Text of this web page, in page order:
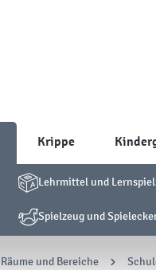
Krippe
Lehrmittel und
Spielzeug und
Räume und Bereiche